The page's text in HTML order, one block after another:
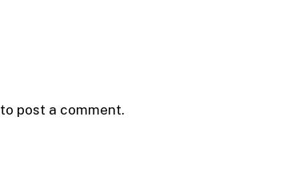
to post a comment.